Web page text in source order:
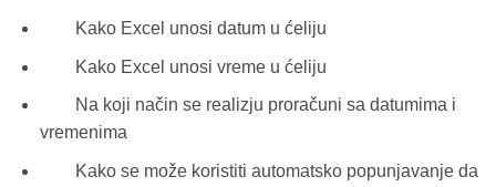
Kako Excel unosi datum u ćeliju
Kako Excel unosi vreme u ćeliju
Na koji način se realizju proračuni sa datumima i
vremenima
Kako se može koristiti automatsko popunjavanje da